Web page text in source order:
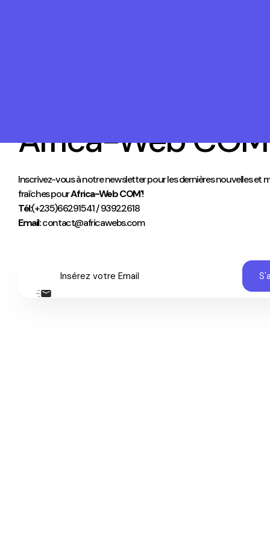
Africa-Web
Inscrivez-vous à notre newsletter pour les dernières nouvelles et
fraîches pourAfrica-Web COM'!
Tél:(+235)66291541 / 93922618
Email:contact@africawebs.com